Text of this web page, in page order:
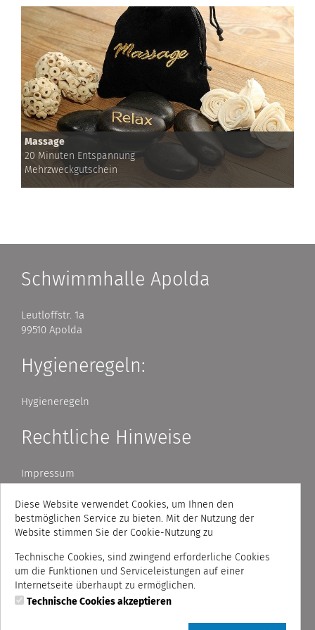
Massage
20 Minuten Entspannung
Mehrzweckgutschein
Schwimmhalle Apolda
Leutloffstr. 1a
99510 Apolda
Hygieneregeln:
Hygieneregeln
Rechtliche Hinweise
Impressum
AGB
Datenschutzhinweise
Zahlmethoden
AOK-Gutschein
Rechnung
PayPal
Diese Website verwendet Cookies, um Ihnen den
bestmöglichen Service zu bieten. Mit der Nutzung der
Website stimmen Sie der Cookie-Nutzung zu
Technische Cookies, sind zwingend erforderliche Cookies
um die Funktionen und Serviceleistungen auf einer
Internetseite überhaupt zu ermöglichen.
Technische Cookies akzeptieren